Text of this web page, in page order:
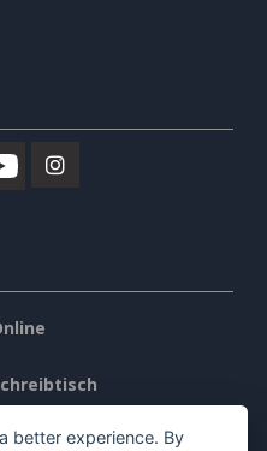
better experience. By